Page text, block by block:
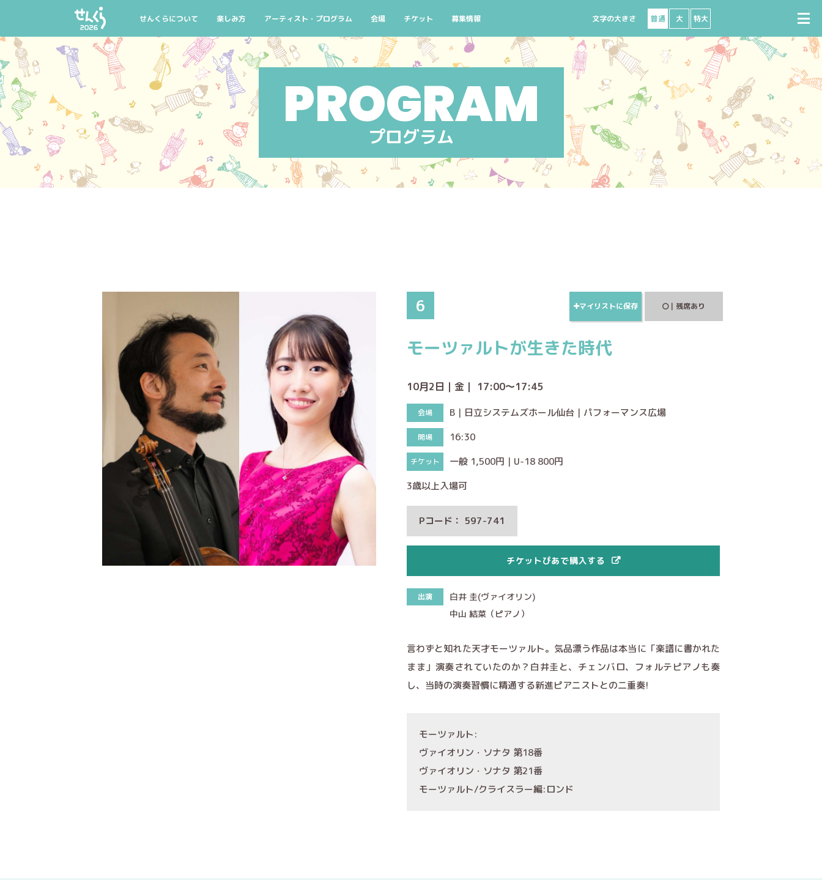
せんくらについて
開催概要
せんくらデビュー
楽しみ方
今年の聴きどころ！
おすすめ公演・ハシゴコース
公式グッズ
託児のご案内
アーティスト・プログラム
公演スケジュール 10/3(土)
公演スケジュール 10/4(日)
公演番号から探す
アーティストから探す
AIYPCタイアップ
せんくらおでかけコンサート
マイリスト
会場
チケット
主催者団体会員先行販売のご案内
コンビニで購入
インターネットで購入
よくある質問
募集情報
せんくらおでかけコンサート出演者募集
普通 大 特大
プログラム
6 マイリストに保存 ｜残席あり
モーツァルトが生きた時代
10月2日｜金｜ 17:00～17:45
B｜日立システムズホール仙台｜パフォーマンス広場
16:30
一般 1,500円｜U-18 800円
3歳以上入場可
Pコード： 597-741
チケットぴあで購入する
出演
白井 圭(ヴァイオリン)
中山 結菜（ピアノ）
言わずと知れた天才モーツァルト。気品漂う作品は本当に「楽譜に書かれた
まま」演奏されていたのか？白井圭と、チェンバロ、フォルテピアノも奏
し、当時の演奏習慣に精通する新進ピアニストとの二重奏!
モーツァルト:
ヴァイオリン・ソナタ 第18番
ヴァイオリン・ソナタ 第21番
モーツァルト/クライスラー編:ロンド
公式グッズ
託児のご案内
マイリスト